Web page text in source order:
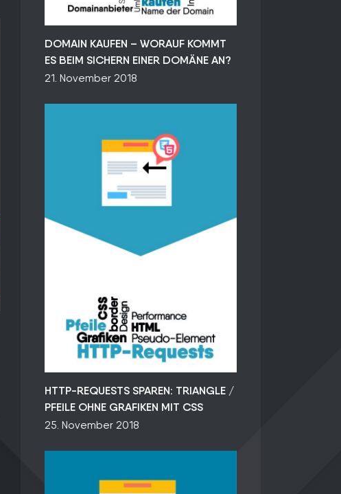
DOMAIN KAUFEN – WORAUF KOMMT
ES BEIM SICHERN EINER DOMÄNE AN?
21. November 2018
HTTP-REQUESTS SPAREN: TRIANGLE /
PFEILE OHNE GRAFIKEN MIT CSS
25. November 2018